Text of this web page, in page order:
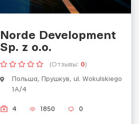
Norde Development
Sp. z o.o.
(Отзывы: 0)
Польша, Прушкув, ul. Wokulskiego
1A/4
4 1850 0